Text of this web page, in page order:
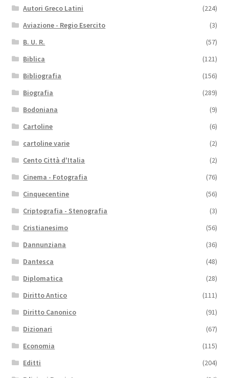
Autori Greco Latini
(224)
Aviazione - Regio Esercito
(3)
B. U. R.
(57)
Biblica
(121)
Bibliografia
(156)
Biografia
(289)
Bodoniana
(9)
Cartoline
(6)
cartoline varie
(2)
Cento Città d'Italia
(2)
Cinema - Fotografia
(76)
Cinquecentine
(56)
Criptografia - Stenografia
(3)
Cristianesimo
(56)
Dannunziana
(36)
Dantesca
(48)
Diplomatica
(28)
Diritto Antico
(111)
Diritto Canonico
(91)
Dizionari
(67)
Economia
(115)
Editti
(204)